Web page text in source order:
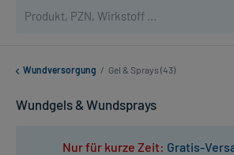
Wundversorgung / Gel & Sprays (43)
Wundgels & Wundsprays
Nur für kurze Zeit: Gratis-